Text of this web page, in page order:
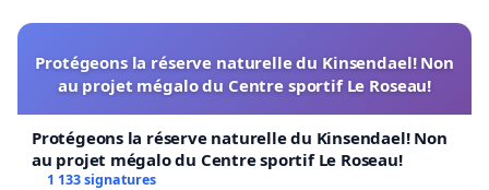
Protégeons la réserve naturelle du Kinsendael! Non
au projet mégalo du Centre sportif Le Roseau!
Protégeons la réserve naturelle du Kinsendael! Non
au projet mégalo du Centre sportif Le Roseau!
1 133 signatures